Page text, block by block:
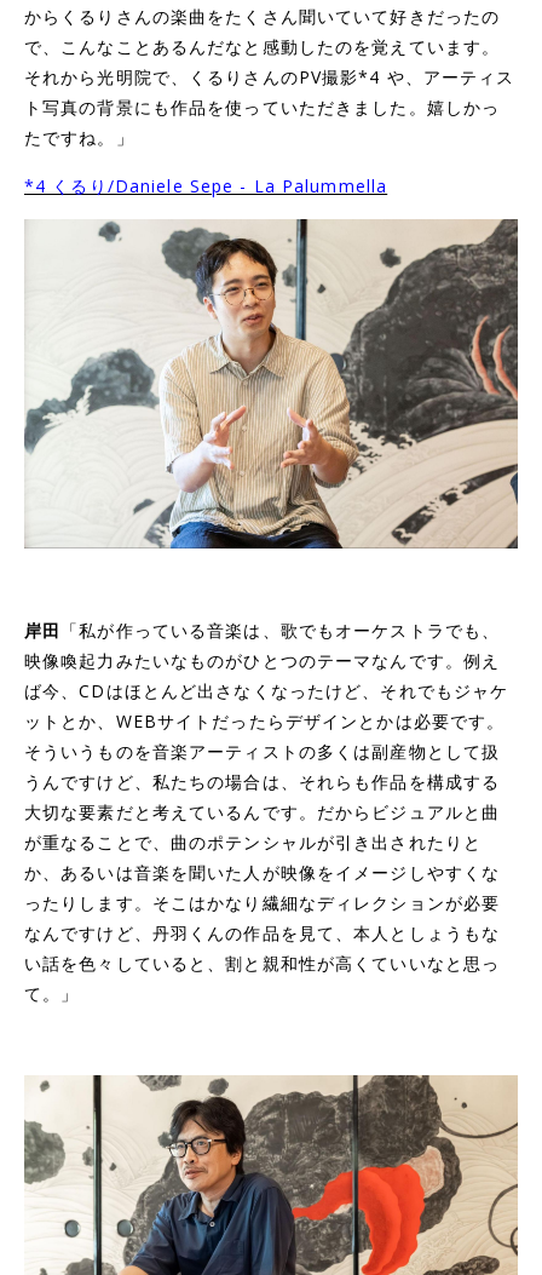
からくるりさんの楽曲をたくさん聞いていて好きだったの
で、こんなことあるんだなと感動したのを覚えています。
それから光明院で、くるりさんのPV撮影*4 や、アーティス
ト写真の背景にも作品を使っていただきました。嬉しかっ
たですね。」
*4 くるり/Daniele Sepe - La Palummella
岸田 「私が作っている音楽は、歌でもオーケストラでも、
映像喚起力みたいなものがひとつのテーマなんです。例え
ば今、CDはほとんど出さなくなったけど、それでもジャケ
ットとか、WEBサイトだったらデザインとかは必要です。
そういうものを音楽アーティストの多くは副産物として扱
うんですけど、私たちの場合は、それらも作品を構成する
大切な要素だと考えているんです。だからビジュアルと曲
が重なることで、曲のポテンシャルが引き出されたりと
か、あるいは音楽を聞いた人が映像をイメージしやすくな
ったりします。そこはかなり繊細なディレクションが必要
なんですけど、丹羽くんの作品を見て、本人としょうもな
い話を色々していると、割と親和性が高くていいなと思っ
て。」